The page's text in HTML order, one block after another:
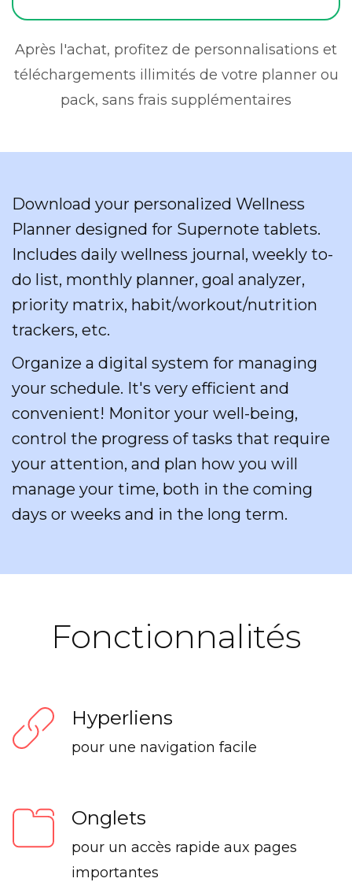
Après l'achat, profitez de personnalisations et
téléchargements illimités de votre planner ou
pack, sans frais supplémentaires
Download your personalized Wellness
Planner designed for Supernote tablets.
Includes daily wellness journal, weekly to-
do list, monthly planner, goal analyzer,
priority matrix, habit/workout/nutrition
trackers, etc.
Organize a digital system for managing
your schedule. It's very efficient and
convenient! Monitor your well-being,
control the progress of tasks that require
your attention, and plan how you will
manage your time, both in the coming
days or weeks and in the long term.
Fonctionnalités
Hyperliens
pour une navigation facile
Onglets
pour un accès rapide aux pages
importantes